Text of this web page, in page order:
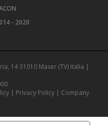
- 2020
14 31010 Maser (TV) Italia |
| Privacy Policy | Company